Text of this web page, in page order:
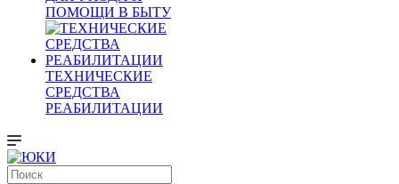
ПОМОЩИ В БЫТУ
ТЕХНИЧЕСКИЕ
СРЕДСТВА
РЕАБИЛИТАЦИИ